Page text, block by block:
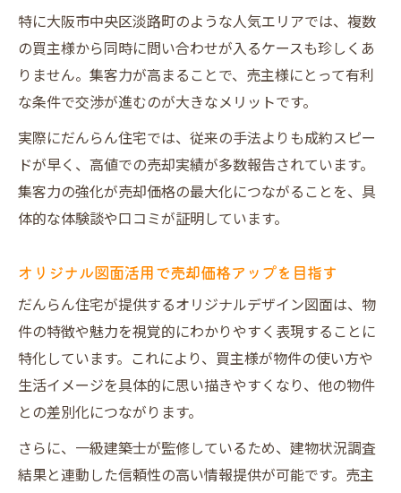
特に大阪市中央区淡路町のような人気エリアでは、複数
の買主様から同時に問い合わせが入るケースも珍しくあ
りません。集客力が高まることで、売主様にとって有利
な条件で交渉が進むのが大きなメリットです。
実際にだんらん住宅では、従来の手法よりも成約スピー
ドが早く、高値での売却実績が多数報告されています。
集客力の強化が売却価格の最大化につながることを、具
体的な体験談や口コミが証明しています。
オリジナル図面活用で売却価格アップを目指す
だんらん住宅が提供するオリジナルデザイン図面は、物
件の特徴や魅力を視覚的にわかりやすく表現することに
特化しています。これにより、買主様が物件の使い方や
生活イメージを具体的に思い描きやすくなり、他の物件
との差別化につながります。
さらに、一級建築士が監修しているため、建物状況調査
結果と連動した信頼性の高い情報提供が可能です。売主